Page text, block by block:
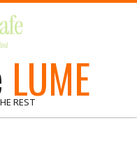
LUME
REST